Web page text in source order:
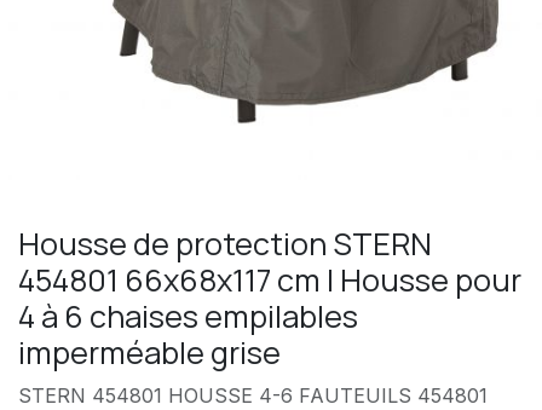
Housse de protection STERN
454801 66x68x117 cm | Housse pour
4 à 6 chaises empilables
imperméable grise
STERN 454801 HOUSSE 4-6 FAUTEUILS 454801